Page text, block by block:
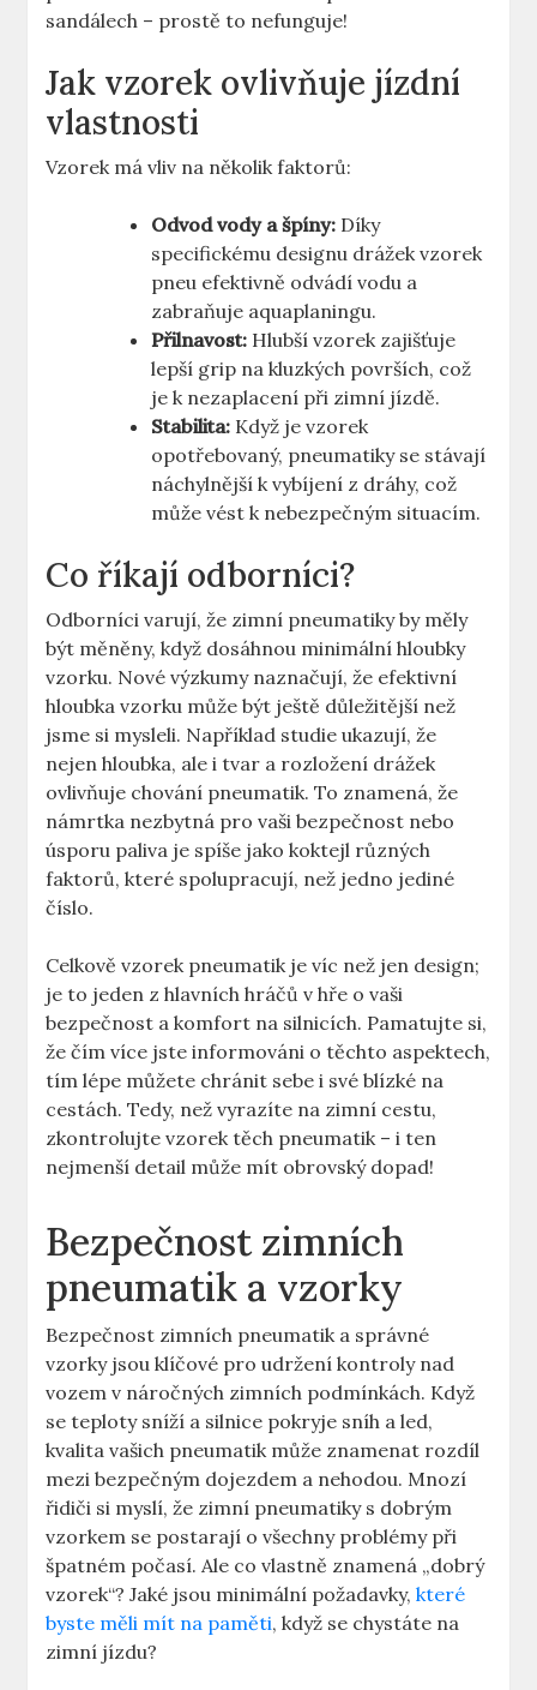
sandálech – prostě to nefunguje!
Jak vzorek ovlivňuje jízdní
vlastnosti
Vzorek má vliv na několik faktorů:
Odvod vody a špíny: Díky
specifickému designu drážek vzorek
pneu efektivně odvádí vodu a
zabraňuje aquaplaningu.
Přilnavost: Hlubší vzorek zajišťuje
lepší grip na kluzkých površích, což
je k nezaplacení při zimní jízdě.
Stabilita: Když je vzorek
opotřebovaný, pneumatiky se stávají
náchylnější k vybíjení z dráhy, což
může vést k nebezpečným situacím.
Co říkají odborníci?
Odborníci varují, že zimní pneumatiky by měly
být měněny, když dosáhnou minimální hloubky
vzorku. Nové výzkumy naznačují, že efektivní
hloubka vzorku může být ještě důležitější než
jsme si mysleli. Například studie ukazují, že
nejen hloubka, ale i tvar a rozložení drážek
ovlivňuje chování pneumatik. To znamená, že
námrtka nezbytná pro vaši bezpečnost nebo
úsporu paliva je spíše jako koktejl různých
faktorů, které spolupracují, než jedno jediné
číslo.
Celkově vzorek pneumatik je víc než jen design;
je to jeden z hlavních hráčů v hře o vaši
bezpečnost a komfort na silnicích. Pamatujte si,
že čím více jste informováni o těchto aspektech,
tím lépe můžete chránit sebe i své blízké na
cestách. Tedy, než vyrazíte na zimní cestu,
zkontrolujte vzorek těch pneumatik – i ten
nejmenší detail může mít obrovský dopad!
Bezpečnost zimních
pneumatik a vzorky
Bezpečnost zimních pneumatik a správné
vzorky jsou klíčové pro udržení kontroly nad
vozem v náročných zimních podmínkách. Když
se teploty sníží a silnice pokryje sníh a led,
kvalita vašich pneumatik může znamenat rozdíl
mezi bezpečným dojezdem a nehodou. Mnozí
řidiči si myslí, že zimní pneumatiky s dobrým
vzorkem se postarají o všechny problémy při
špatném počasí. Ale co vlastně znamená „dobrý
vzorek“? Jaké jsou minimální požadavky,které
byste měli mít na paměti, když se chystáte na
zimní jízdu?